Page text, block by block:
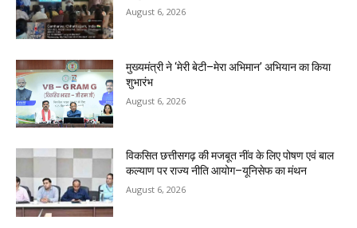
August 6, 2026
मुख्यमंत्री ने ‘मेरी बेटी–मेरा अभिमान’ अभियान का किया
शुभारंभ
August 6, 2026
विकसित छत्तीसगढ़ की मजबूत नींव के लिए पोषण एवं बाल
कल्याण पर राज्य नीति आयोग–यूनिसेफ का मंथन
August 6, 2026